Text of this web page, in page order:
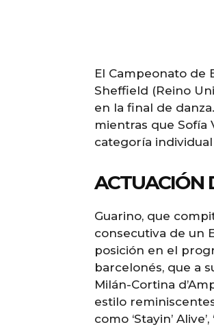
El Campeonato de
Sheffield (Reino
en la final de
mientras que Sofía
categoría
ACTUACIÓN
Guarino, que
consecutiva de un
posición en el
barcelonés, que a
Milán-Cortina
estilo
como ‘Stayin’